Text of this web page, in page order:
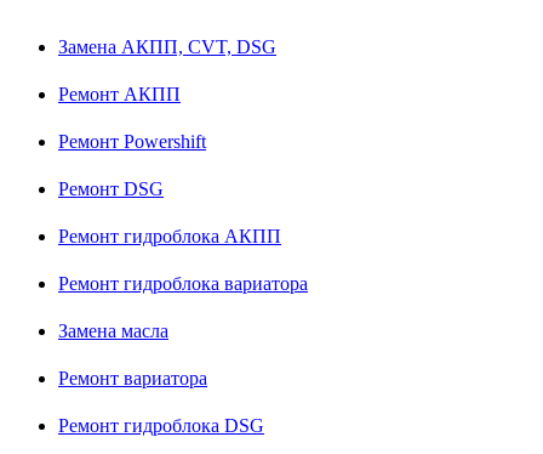
Замена АКПП, CVT, DSG
Ремонт АКПП
Ремонт Powershift
Ремонт DSG
Ремонт гидроблока АКПП
Ремонт гидроблока вариатора
Замена масла
Ремонт вариатора
Ремонт гидроблока DSG